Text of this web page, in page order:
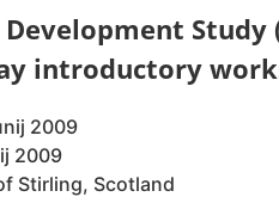
Study
introductory
2009
2009
Stirling, Scotland